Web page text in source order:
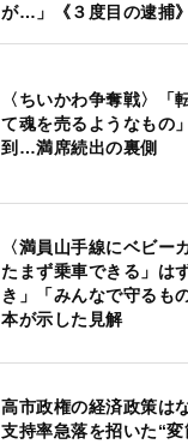
が…」《３度目の逮捕》
〈ちいかわ争奪戦〉「
て魂を売るようなもの
到…満席続出の裏側
〈満員山手線にベビー
たまず乗車できる」は
き」「みんなで守るも
本が示した見解
高市政権の経済政策は
支持率急落を招いた“